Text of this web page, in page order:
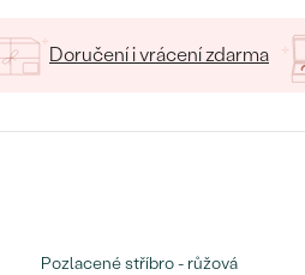
Doručení i vrácení zdarma
Pozlacené stříbro - růžová